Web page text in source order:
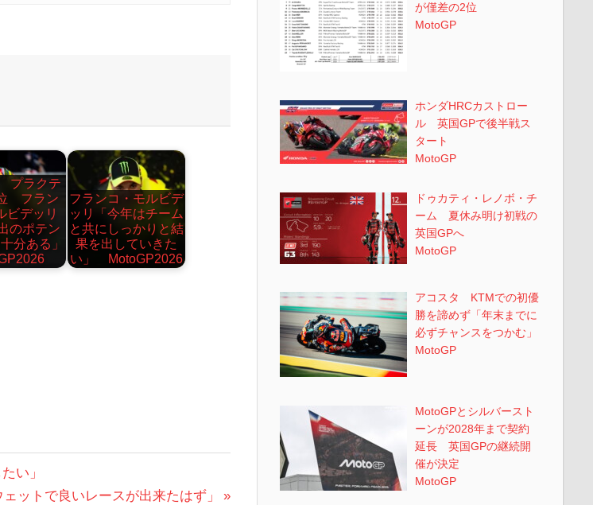
プラクテ
フラン
ビデッリ
のポテン
分ある」
フランコ・モルビデ
ッリ「今年はチーム
と共にしっかりと結
果を出していきた
い」 MotoGP2026
い」
ットで良いレースが出来たはず」
が僅差の2位
MotoGP
ホンダHRCカストロー
ル 英国GPで後半戦ス
タート
MotoGP
ドゥカティ・レノボ・チ
ーム 夏休み明け初戦の
英国GPへ
MotoGP
アコスタ KTMでの初優
勝を諦めず「年末までに
必ずチャンスをつかむ」
MotoGP
MotoGPとシルバースト
ーンが2028年まで契約
延長 英国GPの継続開
催が決定
MotoGP